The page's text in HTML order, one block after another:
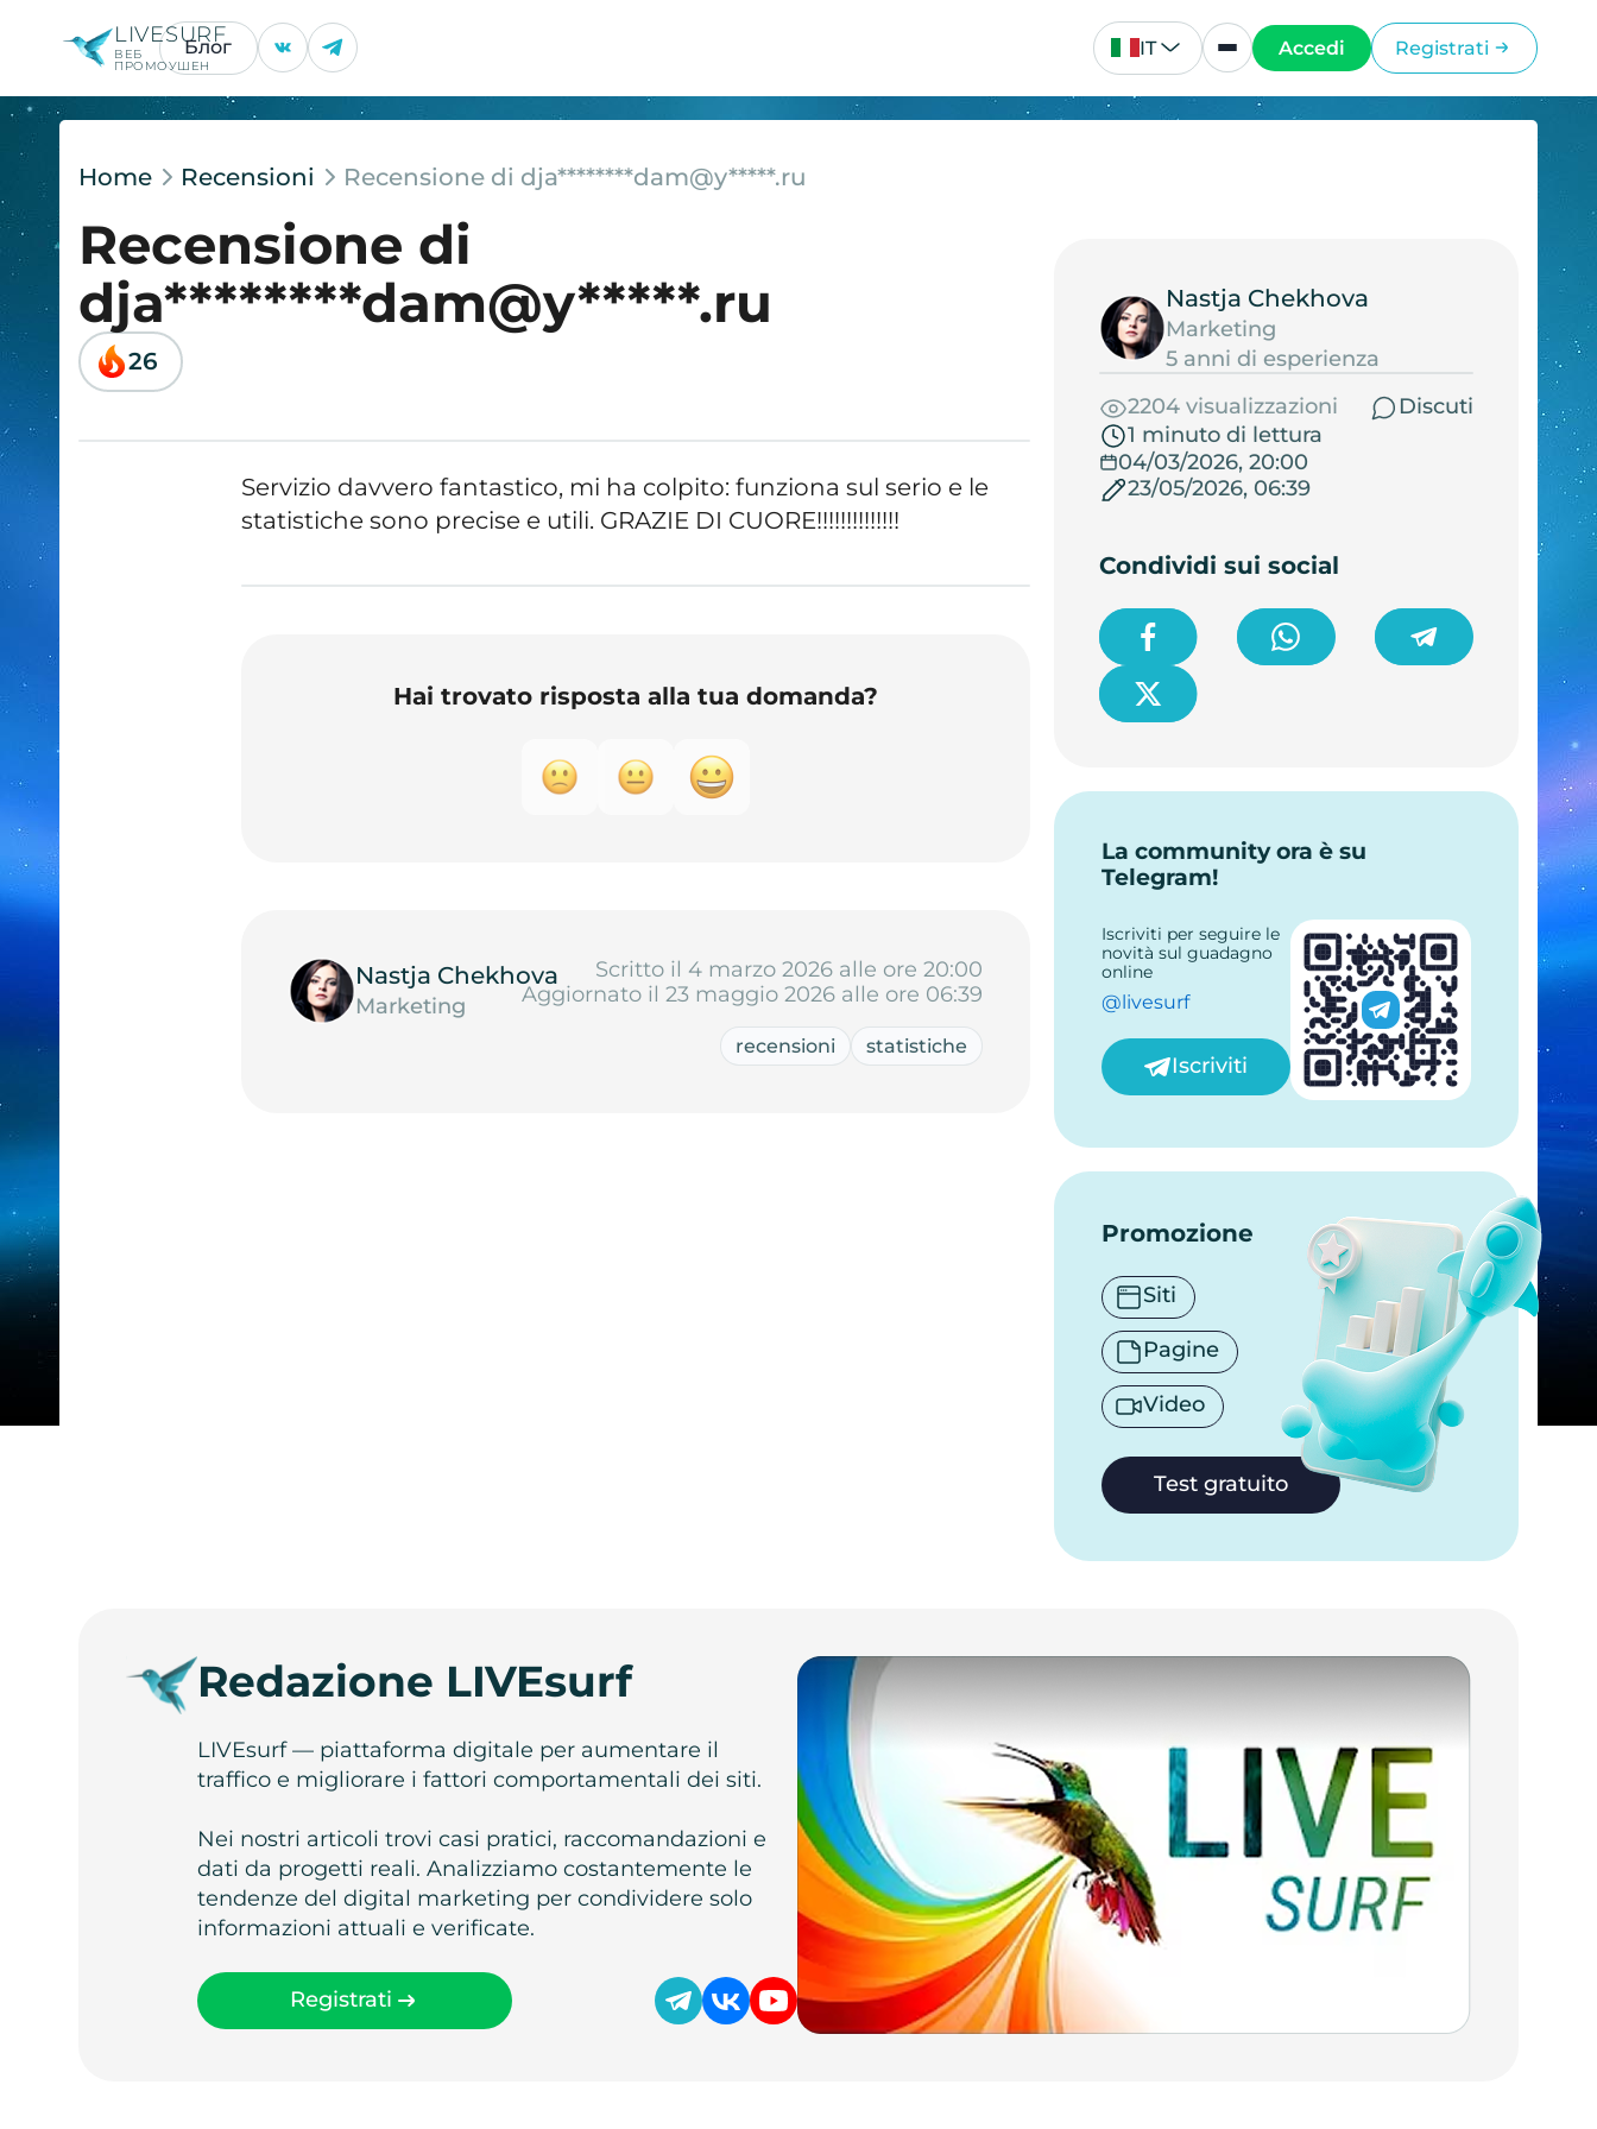
LIVESURF
ВЕБ
ПРОМОУШЕН
Блог IT Accedi Registrati
Home Recensioni Recensione di dja********dam@y*****.ru
Recensione di
dja********dam@y*****.ru
26
Servizio davvero fantastico, mi ha colpito: funziona sul serio e le
statistiche sono precise e utili. GRAZIE DI CUORE!!!!!!!!!!!!!!
Hai trovato risposta alla tua domanda?
Nastja Chekhova
Marketing
Scritto il 4 marzo 2026 alle ore 20:00
Aggiornato il 23 maggio 2026 alle ore 06:39
recensioni statistiche
Nastja Chekhova
Marketing
5 anni di esperienza
2204 visualizzazioni
Discuti
1 minuto di lettura
04/03/2026, 20:00
23/05/2026, 06:39
Condividi sui social
La community ora è su
Telegram!
Iscriviti per seguire le
novità sul guadagno
online
@livesurf
Iscriviti
Promozione
Siti
Pagine
Video
Test gratuito
Redazione LIVEsurf
LIVEsurf — piattaforma digitale per aumentare il
traffico e migliorare i fattori comportamentali dei siti.
Nei nostri articoli trovi casi pratici, raccomandazioni e
dati da progetti reali. Analizziamo costantemente le
tendenze del digital marketing per condividere solo
informazioni attuali e verificate.
Registrati